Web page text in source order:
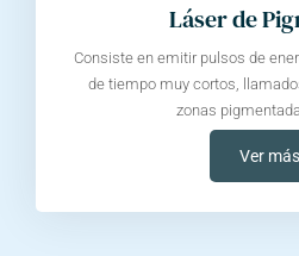
Láser de
Consiste en emitir pulsos de
de tiempo muy cortos,
zonas
Ver más